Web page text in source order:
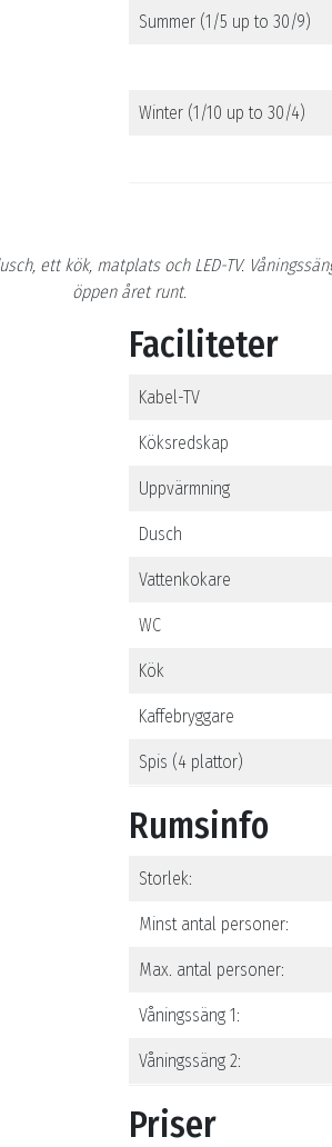
Summer (1/5 up to 30/9)
Winter (1/10 up to 30/4)
ett kök, matplats och LED-TV.
öppen året runt.
Faciliteter
Kabel-TV
Köksredskap
Uppvärmning
Dusch
Vattenkokare
WC
Kök
Kaffebryggare
Spis (4 plattor)
Rumsinfo
Storlek:
Minst antal personer:
Max. antal personer:
Våningssäng 1:
Våningssäng 2:
Priser